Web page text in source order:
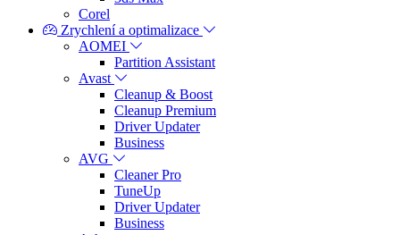
Corel
Zrychlení a optimalizace
AOMEI
Partition Assistant
Avast
Cleanup & Boost
Cleanup Premium
Driver Updater
Business
AVG
Cleaner Pro
TuneUp
Driver Updater
Business